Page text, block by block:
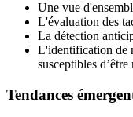
Une vue
L'évaluation des
La détection
L'identification de
susceptibles d’être
Tendances